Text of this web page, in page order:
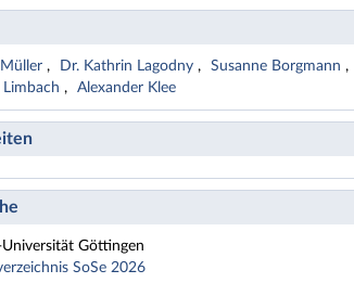
Dr. Kathrin Lagodny Susanne Borgmann
Limbach
Alexander Klee
Göttingen
SoSe 2026